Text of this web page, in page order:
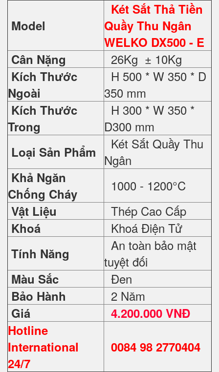
Model
Két Sắt Thả Tiền
Quầy Thu Ngân
WELKO DX500 - E
Cân Nặng
26Kg ± 10Kg
Kích Thước
Ngoài
H 500 * W 350 * D
350 mm
Kích Thước
Trong
H 300 * W 350 *
D300 mm
Loại Sản Phẩm
Két Sắt Quầy Thu
Ngân
Khả Ngăn
Chống Cháy
1000 - 1200°C
Vật Liệu Thép Cao Cấp
Khoá Khoá Điện Tử
Tính Năng
An toàn bảo mật
tuyệt đối
Màu Sắc Đen
Bảo Hành 2 Năm
Giá
4.200.000 VNĐ
Hotline
International
24/7
0084 98 2770404